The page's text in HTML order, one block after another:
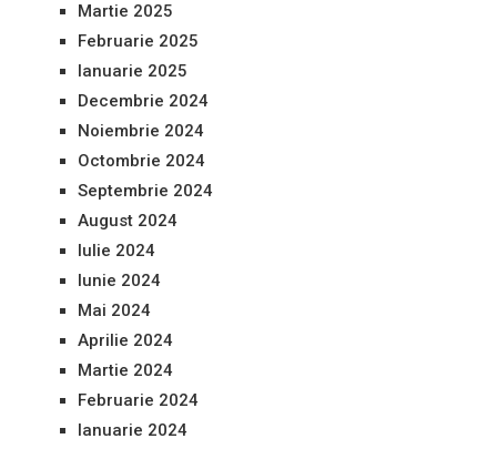
Martie 2025
Februarie 2025
Ianuarie 2025
Decembrie 2024
Noiembrie 2024
Octombrie 2024
Septembrie 2024
August 2024
Iulie 2024
Iunie 2024
Mai 2024
Aprilie 2024
Martie 2024
Februarie 2024
Ianuarie 2024